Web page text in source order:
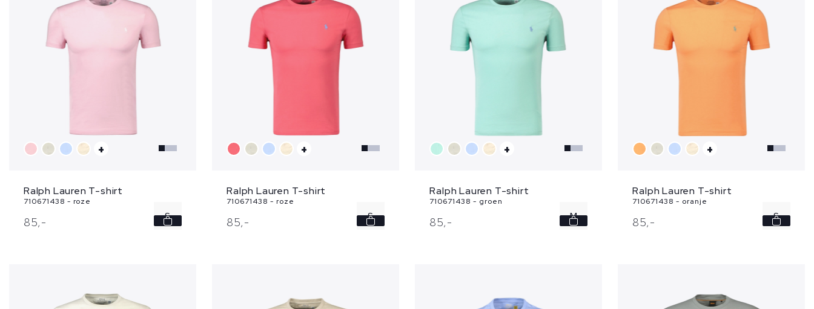
+
Ralph Lauren T-shirt
710671438 - roze
85,- S
+
Ralph Lauren T-shirt
710671438 - roze
85,- S
+
Ralph Lauren T-shirt
710671438 - groen
85,- M
+
Ralph Lauren T-shirt
710671438 - oranje
85,- S